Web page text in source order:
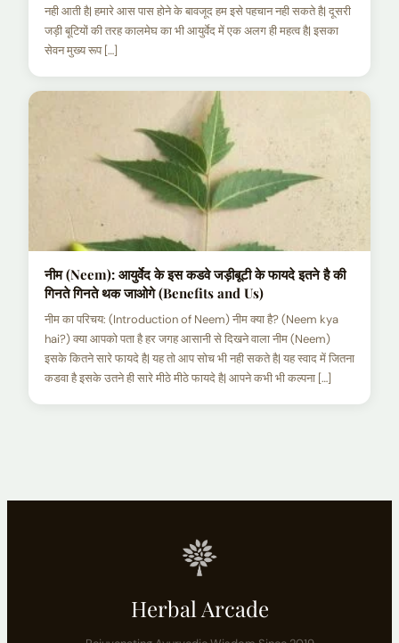
नही आती है| हमारे आस पास होने के बावजूद हम इसे पहचान नही सकते है| दूसरी
जड़ी बूटियों की तरह कालमेघ का भी आयुर्वेद में एक अलग ही महत्व है| इसका
सेवन मुख्य रूप […]
नीम (Neem): आयुर्वेद के इस कडवे जड़ीबूटी के फायदे इतने है की
गिनते गिनते थक जाओगे (Benefits and Us)
नीम का परिचय: (Introduction of Neem) नीम क्या है? (Neem kya
hai?) क्या आपको पता है हर जगह आसानी से दिखने वाला नीम (Neem)
इसके कितने सारे फायदे है| यह तो आप सोच भी नही सकते है| यह स्वाद में जितना
कडवा है इसके उतने ही सारे मीठे मीठे फायदे है| आपने कभी भी कल्पना […]
Herbal Arcade